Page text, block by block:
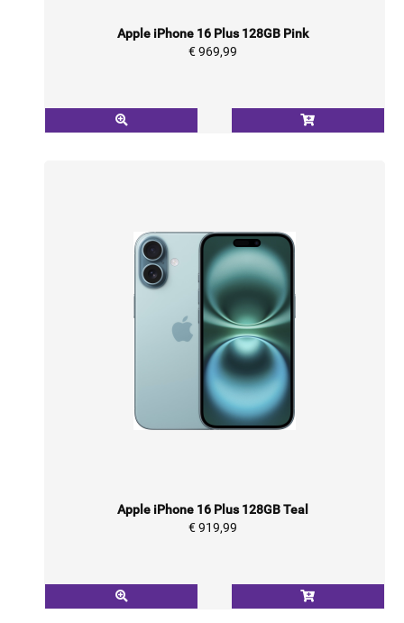
Apple iPhone 16 Plus 128GB Pink
€ 969,99
Apple iPhone 16 Plus 128GB Teal
€ 919,99